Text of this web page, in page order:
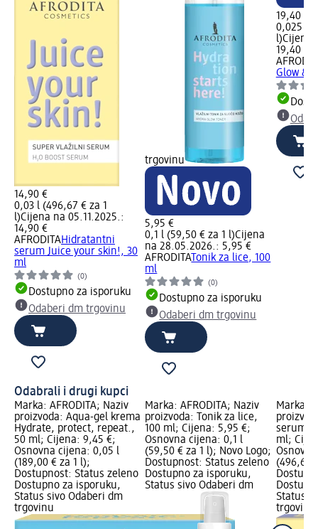
14,90 €
0,03 l (496,67 € za 1
l)Cijena na 05.11.2025.:
14,90 €
AFRODITAHidratantni
serum Juice your skin!, 30
ml
(0)
Dostupno za isporuku
Odaberi dm trgovinu
trgovinu
5,95 €
0,1 l (59,50 € za 1 l)Cijena
na 28.05.2026.: 5,95 €
AFRODITATonik za lice, 100
ml
(0)
Dostupno za isporuku
Odaberi dm trgovinu
19,40 €
0,025 l
l)Cijena
19,40 €
Glow &
Odabrali i drugi kupci
Marka: AFRODITA; Naziv
proizvoda: Aqua-gel krema
Hydrate, protect, repeat.,
50 ml; Cijena: 9,45 €;
Osnovna cijena: 0,05 l
(189,00 € za 1 l);
Dostupnost: Status zeleno
Dostupno za isporuku,
Status sivo Odaberi dm
trgovinu
Marka: AFRODITA; Naziv
proizvoda: Tonik za lice,
100 ml; Cijena: 5,95 €;
Osnovna cijena: 0,1 l
(59,50 € za 1 l); Novo Logo;
Dostupnost: Status zeleno
Dostupno za isporuku,
Status sivo Odaberi dm
Marka:
serum
ml;
(496,67
Status
trgovinu